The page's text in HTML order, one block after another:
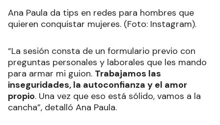
Ana Paula da tips en redes para hombres que
quieren conquistar mujeres. (Foto: Instagram).
“La sesión consta de un formulario previo con
preguntas personales y laborales que les mando
para armar mi guion. Trabajamos las
inseguridades, la autoconfianza y el amor
propio. Una vez que eso está sólido, vamos a la
cancha”, detalló Ana Paula.